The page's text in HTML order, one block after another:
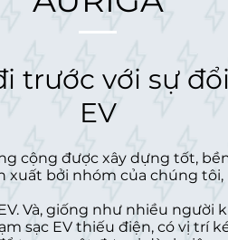
trước với sự
EV
cộng được xây dựng tốt,
xuất bởi nhóm của chúng tôi,
Và, giống như nhiều người
sạc EV thiếu điện, có vị trí